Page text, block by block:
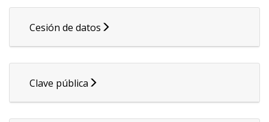
Cesión de datos
Clave pública